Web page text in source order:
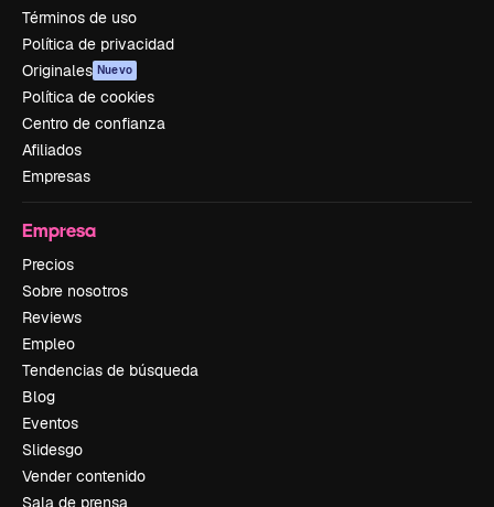
Términos de uso
Política de privacidad
Originales Nuevo
Política de cookies
Centro de confianza
Afiliados
Empresas
Empresa
Precios
Sobre nosotros
Reviews
Empleo
Tendencias de búsqueda
Blog
Eventos
Slidesgo
Vender contenido
Sala de prensa